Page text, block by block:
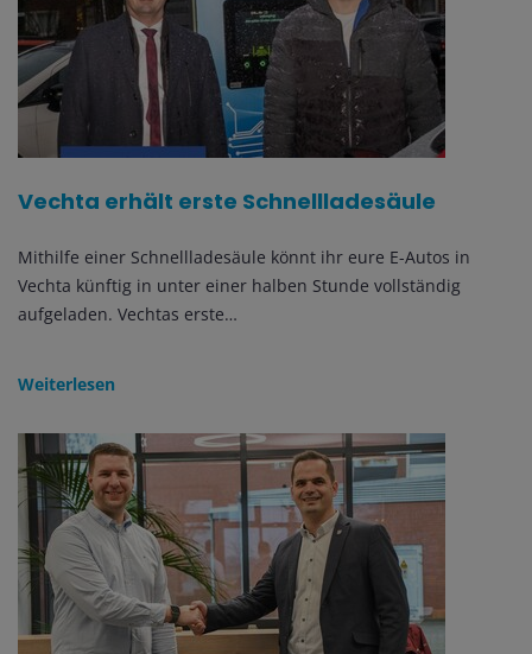
Vechta erhält erste Schnellladesäule
Mithilfe einer Schnellladesäule könnt ihr eure E-Autos in
Vechta künftig in unter einer halben Stunde vollständig
aufgeladen. Vechtas erste…
Weiterlesen